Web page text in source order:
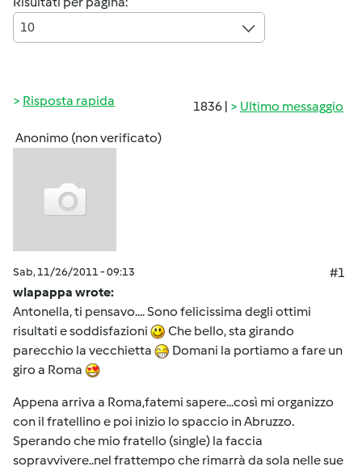
10
1836 | Ultimo messaggio
Risposta rapida
Anonimo (non verificato)
Sab, 11/26/2011 - 09:13
#1
wlapappa wrote:
Antonella, ti pensavo.... Sono felicissima degli ottimi
risultati e soddisfazioni
Che bello, sta girando
parecchio la vecchietta
Domani la portiamo a fare un
giro a Roma
Appena arriva a Roma,fatemi sapere...così mi organizzo
con il fratellino e poi inizio lo spaccio in Abruzzo.
Sperando che mio fratello (single) la faccia
sopravvivere..nel frattempo che rimarrà da sola nelle sue